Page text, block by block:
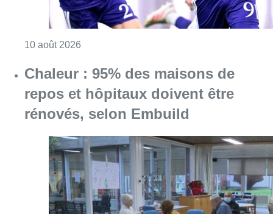
10 août 2026
Chaleur : 95% des maisons de
repos et hôpitaux doivent être
rénovés, selon Embuild